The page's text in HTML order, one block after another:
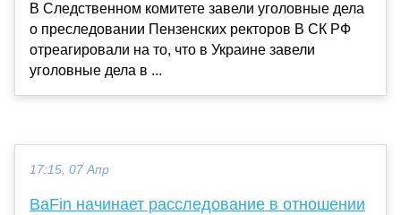
В Следственном комитете завели уголовные дела
о преследовании Пензенских ректоров В СК РФ
отреагировали на то, что в Украине завели
уголовные дела в ...
17:15, 07 Апр
BaFin начинает расследование в отношении